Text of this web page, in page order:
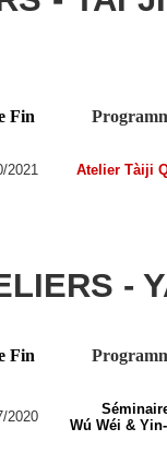
Fin
2021 Atelier Tàiji
-
Fin
2020
Wú Wéi &